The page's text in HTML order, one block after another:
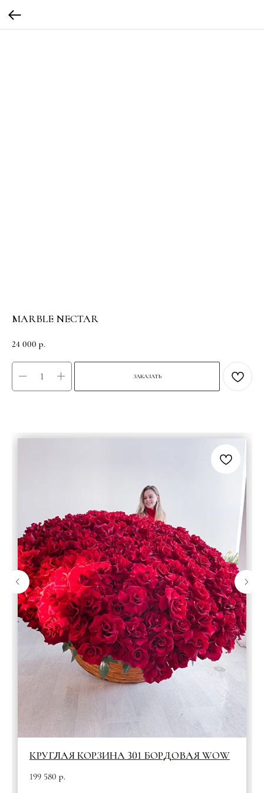
MARBLE NECTAR
24 000 р.
ЗАКАЗАТЬ
КРУГЛАЯ КОРЗИНА 301 БОРДОВАЯ WOW
199 580 р.